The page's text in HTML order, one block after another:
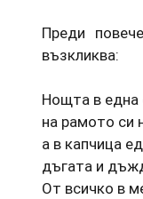
Преди
възкликва:
Нощта в една
на рамото си
а в капчица
дъгата и
От всичко в